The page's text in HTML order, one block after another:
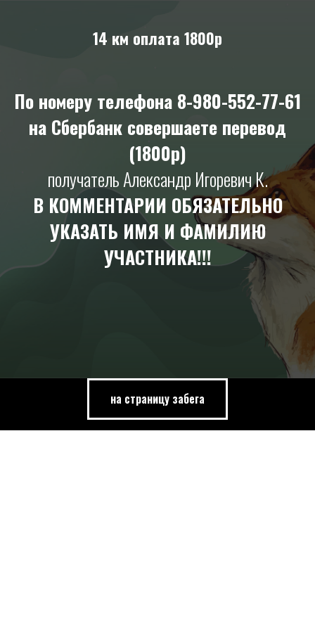
14 км оплата 1800р
По номеру телефона 8-980-552-77-61
на Сбербанк совершаете перевод
(1800р)
получатель Александр Игоревич К.
В КОММЕНТАРИИ ОБЯЗАТЕЛЬНО
УКАЗАТЬ ИМЯ И ФАМИЛИЮ
УЧАСТНИКА!!!
на страницу забега